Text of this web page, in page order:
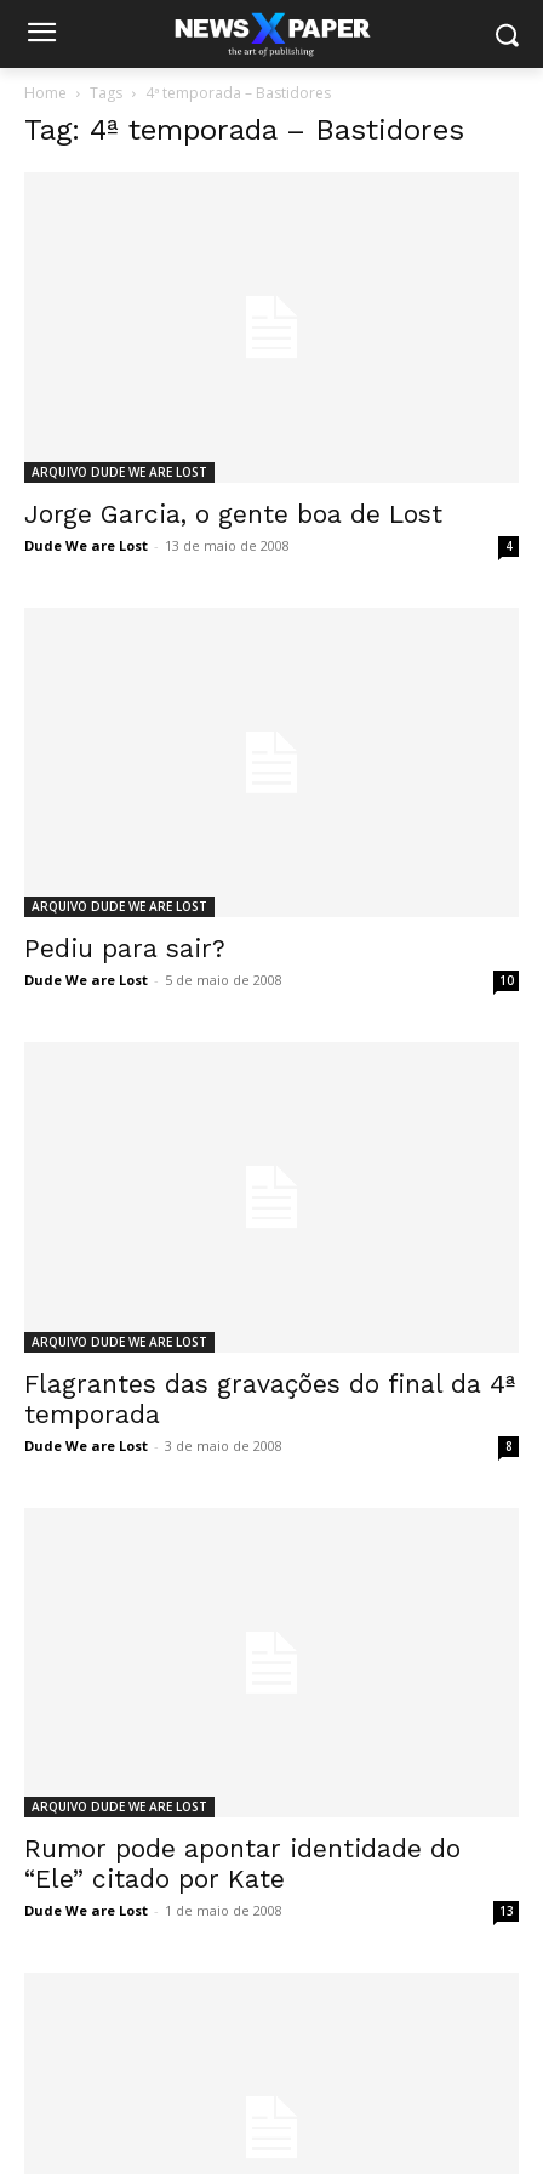
Home Tags 4ª temporada – Bastidores
Tag: 4ª temporada – Bastidores
ARQUIVO DUDE WE ARE LOST
Jorge Garcia, o gente boa de Lost
Dude We are Lost - 13 de maio de 2008 4
ARQUIVO DUDE WE ARE LOST
Pediu para sair?
Dude We are Lost - 5 de maio de 2008 10
ARQUIVO DUDE WE ARE LOST
Flagrantes das gravações do final da 4ª
temporada
Dude We are Lost - 3 de maio de 2008 8
ARQUIVO DUDE WE ARE LOST
Rumor pode apontar identidade do
“Ele” citado por Kate
Dude We are Lost - 1 de maio de 2008 13